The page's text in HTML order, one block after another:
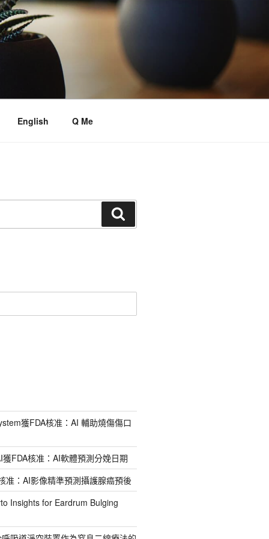
English Q Me
尋
獲FDA核准：AI 輔助燒傷傷口
FDA核准：AI軟體預測分娩日期
准：AI影像精準預測攝護腺癌預後
Insights for Eardrum Bulging